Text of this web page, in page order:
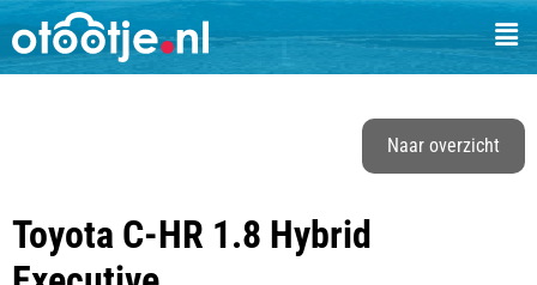
Naar overzicht
Toyota C-HR 1.8 Hybrid